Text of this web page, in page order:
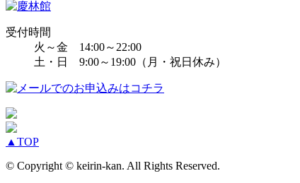
受付時間
火～金 14:00～22:00
土・日 9:00～19:00（月・祝日休み）
▲ TOP
© Copyright © keirin-kan. All Rights Reserved.